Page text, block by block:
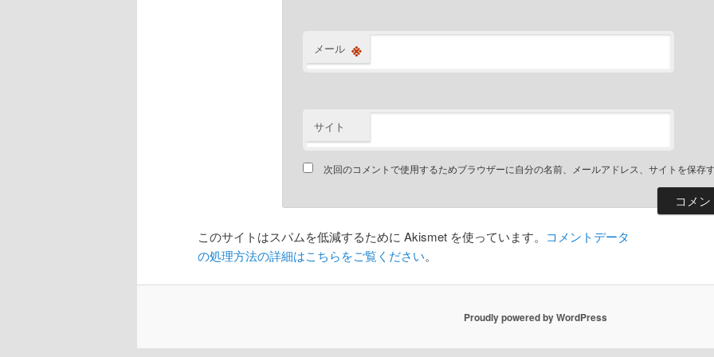
メール ※
サイト
次回のコメントで使用するためブラウザーに自分の名前、メールアドレス、サイトを保存
このサイトはスパムを低減するために Akismet を使っています。 コメントデータ
の処理方法の詳細はこちらをご覧ください。
Proudly powered by WordPress